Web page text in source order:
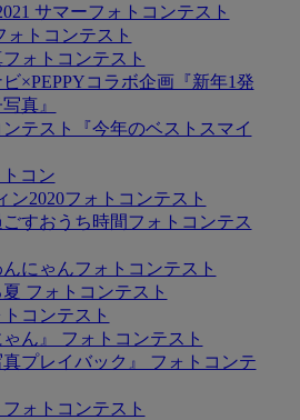
サマーフォトコンテスト
ォトコンテスト
ォトコンテスト
×PEPPYコラボ企画『新年1発
真』
テスト『今年のベストスマイ
コン
ン2020フォトコンテスト
すおうち時間フォトコンテス
にゃんフォトコンテスト
フォトコンテスト
コンテスト
ゃん』 フォトコンテスト
真プレイバック』 フォトコンテ
フォトコンテスト